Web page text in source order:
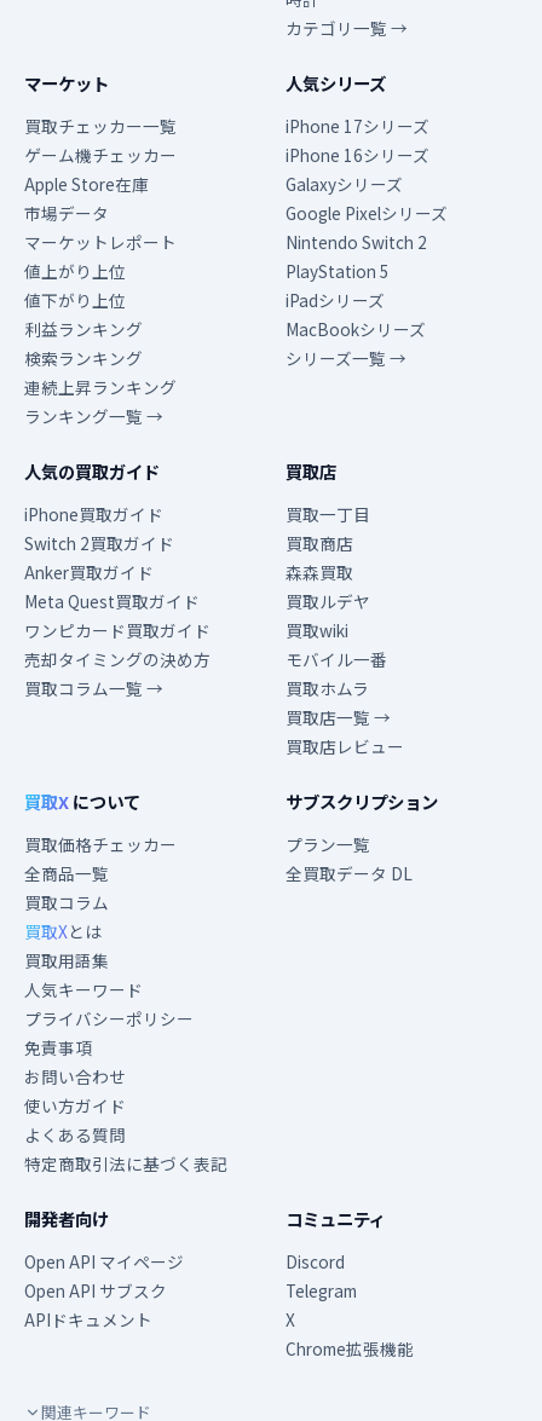
カテゴリ一覧 →
マーケット
買取チェッカー一覧
ゲーム機チェッカー
Apple Store在庫
市場データ
マーケットレポート
値上がり上位
値下がり上位
利益ランキング
検索ランキング
連続上昇ランキング
ランキング一覧 →
人気シリーズ
iPhone 17シリーズ
iPhone 16シリーズ
Galaxyシリーズ
Google Pixelシリーズ
Nintendo Switch 2
PlayStation 5
iPadシリーズ
MacBookシリーズ
シリーズ一覧 →
人気の買取ガイド
iPhone買取ガイド
Switch 2買取ガイド
Anker買取ガイド
Meta Quest買取ガイド
ワンピカード買取ガイド
売却タイミングの決め方
買取コラム一覧 →
買取店
買取一丁目
買取商店
森森買取
買取ルデヤ
買取wiki
モバイル一番
買取ホムラ
買取店一覧 →
買取店レビュー
買取Xについて
買取価格チェッカー
全商品一覧
買取コラム
買取Xとは
買取用語集
人気キーワード
プライバシーポリシー
免責事項
お問い合わせ
使い方ガイド
よくある質問
特定商取引法に基づく表記
サブスクリプション
プラン一覧
全買取データ DL
開発者向け
Open API マイページ
Open API サブスク
APIドキュメント
コミュニティ
Discord
Telegram
X
Chrome拡張機能
関連キーワード